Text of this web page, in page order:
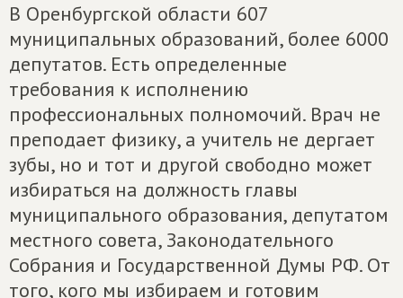
В Оренбургской области 607
муниципальных образований, более 6000
депутатов. Есть определенные
требования к исполнению
профессиональных полномочий. Врач не
преподает физику, а учитель не дергает
зубы, но и тот и другой свободно может
избираться на должность главы
муниципального образования, депутатом
местного совета, Законодательного
Собрания и Государственной Думы РФ. От
того, кого мы избираем и готовим